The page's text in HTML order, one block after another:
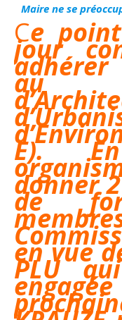
Maire ne se
Ce point de l’ordre du
jour
au
E).
donner
de
en vue
PLU
engagée